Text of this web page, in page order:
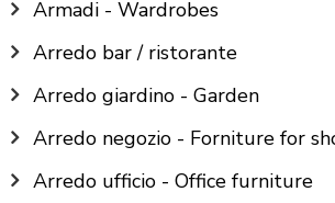
Armadi - Wardrobes
Arredo bar / ristorante
Arredo giardino - Garden
Arredo negozio - Forniture for
Arredo ufficio - Office furniture